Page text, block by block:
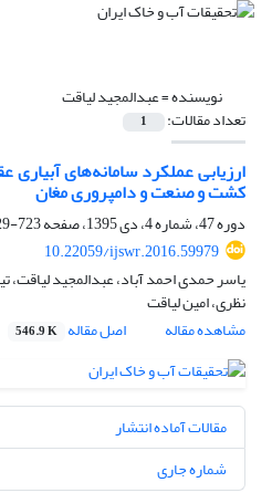
نویسنده =عبدالمجید لیاقت
تعداد مقالات: 1
ارزیابی عملکرد سامانه‌های
کشت و صنعت و دامپروری مغان
دوره 47، شماره 4، دی 1395، صفحه
723-729
10.22059/ijswr.2016.59979
یاسر حمدی احمد آباد، عبدالمجید لیاقت،
نظری، امین لیاقت
مشاهده مقاله
اصل مقاله 546.9 K
مقالات آماده انتشار
شماره جاری